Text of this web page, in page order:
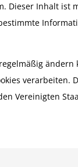
Dieser Inhalt ist
verarbeiten.
Vereinigten